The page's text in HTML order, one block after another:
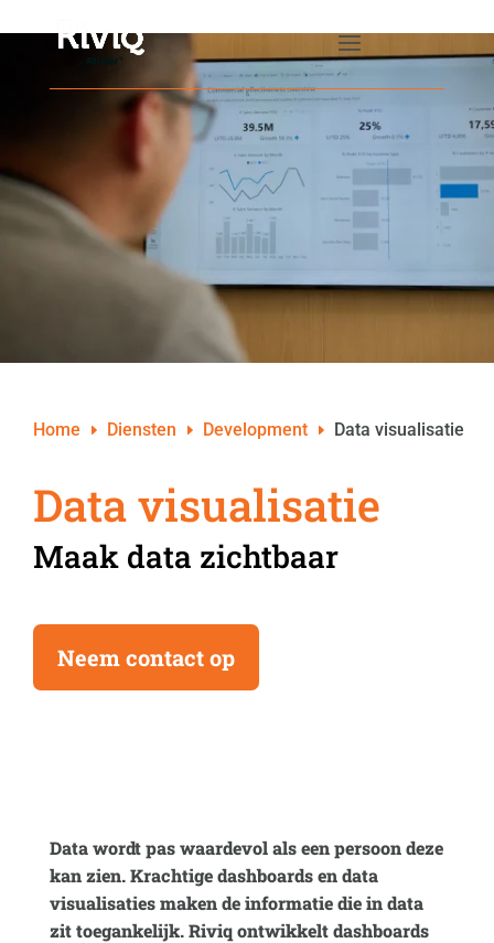
Home E Diensten E Development E Data visualisatie
Data visualisatie
Maak data zichtbaar
Neem contact op
Data wordt pas waardevol als een persoon deze
kan zien. Krachtige dashboards en data
visualisaties maken de informatie die in data
zit toegankelijk. Riviq ontwikkelt dashboards